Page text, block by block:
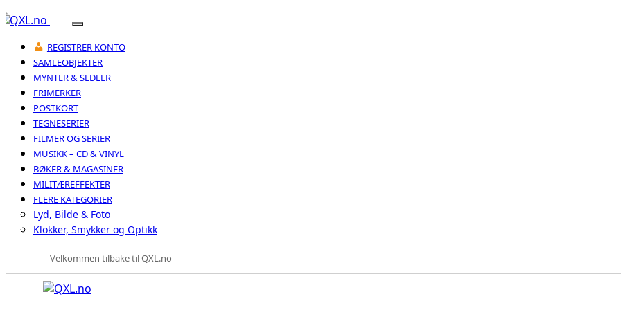
REGISTRER KONTO
SAMLEOBJEKTER
MYNTER & SEDLER
FRIMERKER
POSTKORT
TEGNESERIER
FILMER OG SERIER
MUSIKK – CD & VINYL
BØKER & MAGASINER
MILITÆREFFEKTER
FLERE KATEGORIER
Lyd, Bilde & Foto
Klokker, Smykker og Optikk
Velkommen tilbake til QXL.no